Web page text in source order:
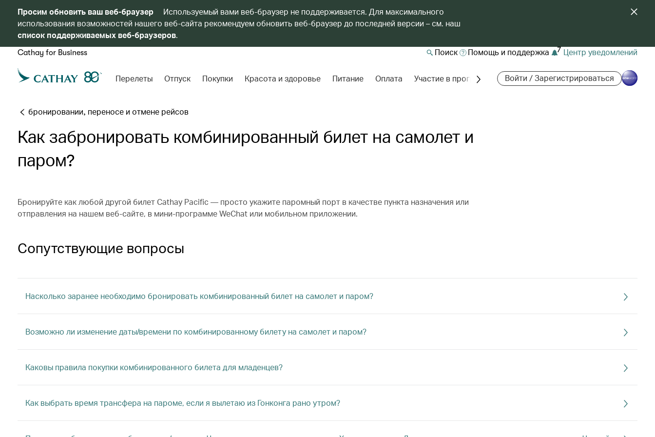
Просим обновить ваш веб-браузер
Используемый вами веб-браузер не поддерживается. Для максимального
использования возможностей нашего веб-сайта рекомендуем обновить веб-браузер до последней версии – см. наш
список поддерживаемых веб-браузеров.
Cathay for Business Поиск Помощь и поддержка 7 Центр уведомлений
Перелеты Отпуск Покупки Красота и здоровье Питание Оплата Участие в программе Войти / Зарегистрироваться
бронировании, переносе и отмене рейсов
Как забронировать комбинированный билет на самолет и
паром?
Бронируйте как любой другой билет Cathay Pacific — просто укажите паромный порт в качестве пункта назначения или
отправления на нашем веб-сайте, в мини-программе WeChat или мобильном приложении.
Сопутствующие вопросы
Насколько заранее необходимо бронировать комбинированный билет на самолет и паром?
Возможно ли изменение даты/времени по комбинированному билету на самолет и паром?
Каковы правила покупки комбинированного билета для младенцев?
Как выбрать время трансфера на пароме, если я вылетаю из Гонконга рано утром?